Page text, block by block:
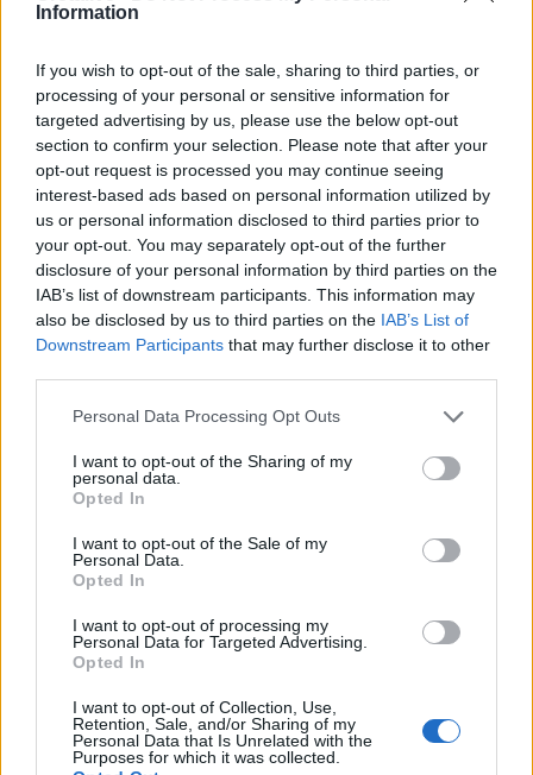
Information
If you wish to opt-out of the sale, sharing to third parties, or
processing of your personal or sensitive information for
targeted advertising by us, please use the below opt-out
section to confirm your selection. Please note that after your
opt-out request is processed you may continue seeing
interest-based ads based on personal information utilized by
us or personal information disclosed to third parties prior to
your opt-out. You may separately opt-out of the further
disclosure of your personal information by third parties on the
IAB’s list of downstream participants. This information may
also be disclosed by us to third parties on the IAB’s List of
Downstream Participants that may further disclose it to other
Personal Data Processing Opt Outs
I want to opt-out of the Sharing of my
personal data.
Opted In
I want to opt-out of the Sale of my
Personal Data.
Opted In
I want to opt-out of processing my
Personal Data for Targeted Advertising.
Opted In
I want to opt-out of Collection, Use,
Retention, Sale, and/or Sharing of my
Personal Data that Is Unrelated with the
Purposes for which it was collected.
Best of Crete
Λύσεις θερμομόνωσης FIBRAN:
Εξοικονομώ κατ' ουσίαν